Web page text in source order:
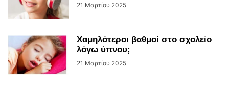
21 Μαρτίου 2025
Χαμηλότεροι βαθμοί στο σχολείο
λόγω ύπνου;
21 Μαρτίου 2025